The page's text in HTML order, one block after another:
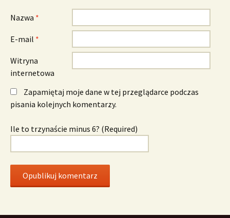
Nazwa *
E-mail *
Witryna
internetowa
Zapamiętaj moje dane w tej przeglądarce podczas
pisania kolejnych komentarzy.
Ile to trzynaście minus 6? (Required)